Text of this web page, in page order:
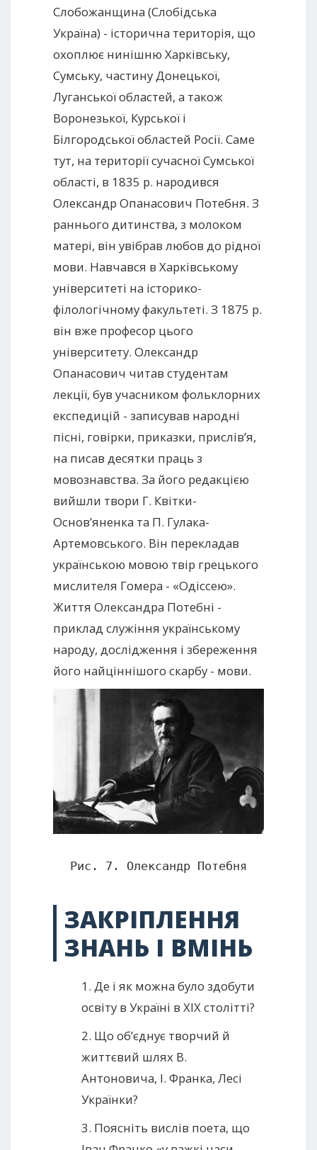
Слобожанщина (Слобідська
Україна) - історична територія, що
охоплює нинішню Харківську,
Сумську, частину Донецької,
Луганської областей, а також
Воронезької, Курської і
Білгородської областей Росії. Саме
тут, на території сучасної Сумської
області, в 1835 р. народився
Олександр Опанасович Потебня. З
раннього дитинства, з молоком
матері, він увібрав любов до рідної
мови. Навчався в Харківському
університеті на історико-
філологічному факультеті. З 1875 р.
він вже професор цього
університету. Олександр
Опанасович читав студентам
лекції, був учасником фольклорних
експедицій - записував народні
пісні, говірки, приказки, прислів’я,
на писав десятки праць з
мовознавства. За його редакцією
вийшли твори Г. Квітки-
Основ’яненка та П. Гулака-
Артемовського. Він перекладав
українською мовою твір грецького
мислителя Гомера - «Одіссею».
Життя Олександра Потебні -
приклад служіння українському
народу, дослідження і збереження
його найціннішого скарбу - мови.
Рис. 7. Олександр Потебня
ЗАКРІПЛЕННЯ
ЗНАНЬ І ВМІНЬ
1. Де і як можна було здобути
освіту в Україні в XIX столітті?
2. Що об’єднує творчий й
життєвий шлях В.
Антоновича, І. Франка, Лесі
Українки?
3. Поясніть вислів поета, що